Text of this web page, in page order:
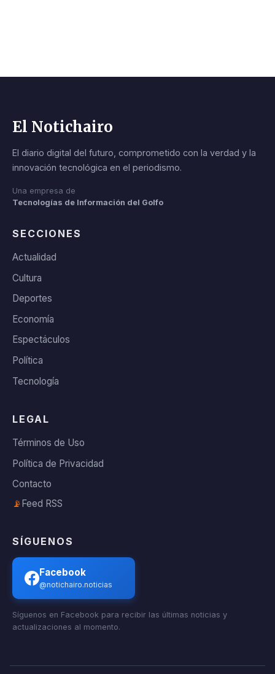
El Notichairo
El diario digital del futuro, comprometido con la verdad y la
innovación tecnológica en el periodismo.
Una empresa de
Tecnologías de Información del Golfo
SECCIONES
Actualidad
Cultura
Deportes
Economía
Espectáculos
Política
Tecnología
LEGAL
Términos de Uso
Política de Privacidad
Contacto
📡Feed RSS
SÍGUENOS
Facebook
@notichairo.noticias
Síguenos en Facebook para recibir las últimas noticias y
actualizaciones al momento.